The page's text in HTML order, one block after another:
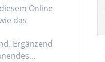
Online-
das
Ergänzend